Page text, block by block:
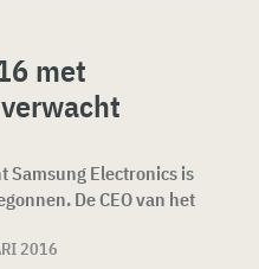
met
Samsung Electronics is
De CEO van het
2016